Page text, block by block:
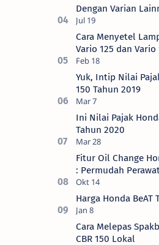
Dengan Varian
Cara Menyetel
Vario 125 dan Vario
Yuk, Intip Nilai
150 Tahun 2019
Ini Nilai Pajak
Tahun 2020
Fitur Oil Change
: Permudah
Harga Honda BeAT
Cara Melepas
CBR 150 Lokal